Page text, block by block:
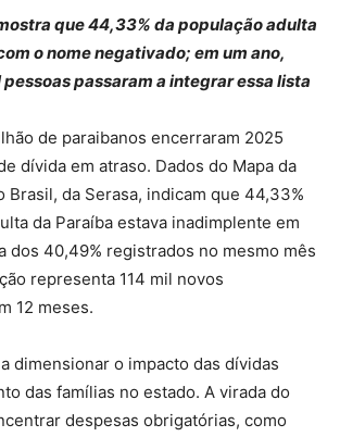
que 44,33% da população adulta
o nome negativado; em um ano,
pessoas passaram a integrar essa lista
de paraibanos encerraram 2025
dívida em atraso. Dados do Mapa da
Brasil, da Serasa, indicam que 44,33%
da Paraíba estava inadimplente em
dos 40,49% registrados no mesmo mês
representa 114 mil novos
12 meses.
dimensionar o impacto das dívidas
das famílias no estado. A virada do
despesas obrigatórias, como